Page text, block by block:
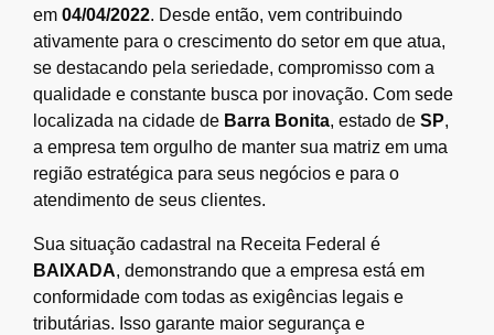
em 04/04/2022. Desde então, vem contribuindo
ativamente para o crescimento do setor em que atua,
se destacando pela seriedade, compromisso com a
qualidade e constante busca por inovação. Com sede
localizada na cidade de Barra Bonita, estado de SP,
a empresa tem orgulho de manter sua matriz em uma
região estratégica para seus negócios e para o
atendimento de seus clientes.
Sua situação cadastral na Receita Federal é
BAIXADA, demonstrando que a empresa está em
conformidade com todas as exigências legais e
tributárias. Isso garante maior segurança e